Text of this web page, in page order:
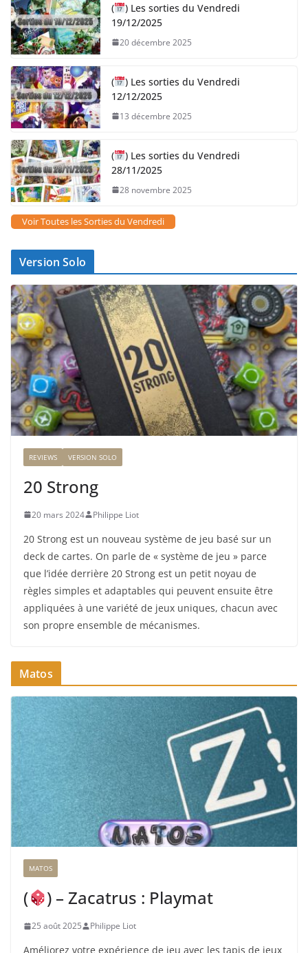
(
) Les sorties du Vendredi
19/12/2025
20 décembre 2025
(
) Les sorties du Vendredi
12/12/2025
13 décembre 2025
(
) Les sorties du Vendredi
28/11/2025
28 novembre 2025
Voir Toutes les Sorties du Vendredi
Version Solo
REVIEWS VERSION SOLO
20 Strong
20 mars 2024 Philippe Liot
20 Strong est un nouveau système de jeu basé sur un
deck de cartes. On parle de « système de jeu » parce
que l’idée derrière 20 Strong est un petit noyau de
règles simples et adaptables qui peuvent ensuite être
appliquées à une variété de jeux uniques, chacun avec
son propre ensemble de mécanismes.
Matos
MATOS
( ) – Zacatrus : Playmat
25 août 2025 Philippe Liot
Améliorez votre expérience de jeu avec les tapis de jeux